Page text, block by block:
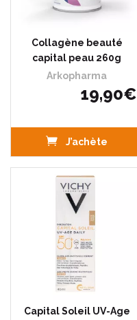
Collagène beauté
capital peau 260g
Arkopharma
19,90€
J’achète
Capital Soleil UV-Age